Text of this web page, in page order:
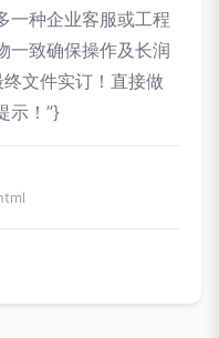
一种企业客服或工程
一致确保操作及长润
文件实订！直接做
示！”}